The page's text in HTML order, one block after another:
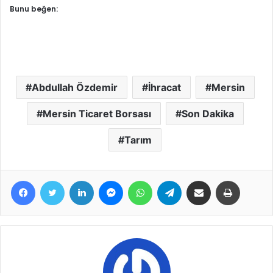
Bunu beğen:
Abdullah Özdemir İhracat Mersin
Mersin Ticaret Borsası Son Dakika
Tarım
FacebookTwitter LinkedIn MessengerWhatsAppTelegram E-Posta ile paylaş